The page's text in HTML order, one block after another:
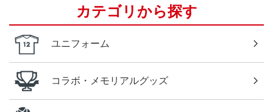
カテゴリから探す
ユニフォーム
コラボ・メモリアルグッズ